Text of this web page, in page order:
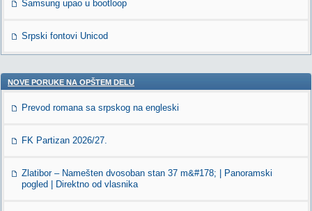
Samsung upao u bootloop
Srpski fontovi Unicod
NOVE PORUKE NA OPŠTEM DELU
Prevod romana sa srpskog na engleski
FK Partizan 2026/27.
Zlatibor – Namešten dvosoban stan 37 m&#178; | Panoramski
pogled | Direktno od vlasnika